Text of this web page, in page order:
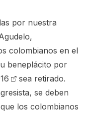
por nuestra
colombianos en el
beneplácito por
sea retirado.
se deben
los colombianos